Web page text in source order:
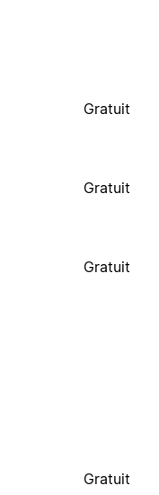
Gratuit
Gratuit
Gratuit
Gratuit